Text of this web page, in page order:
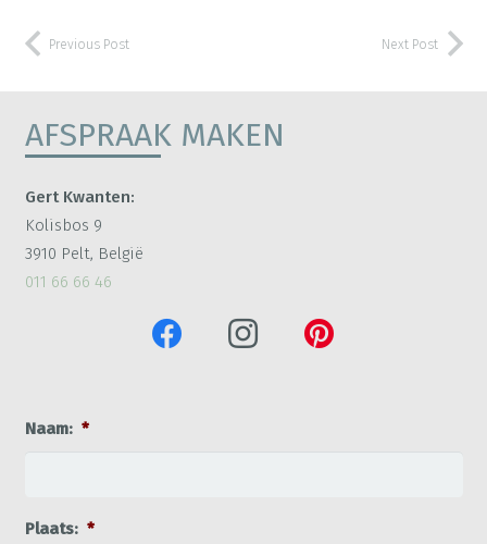
Previous Post Next Post
AFSPRAAK MAKEN
Gert Kwanten:
Kolisbos 9
3910 Pelt, België
011 66 66 46
Naam: *
Plaats: *